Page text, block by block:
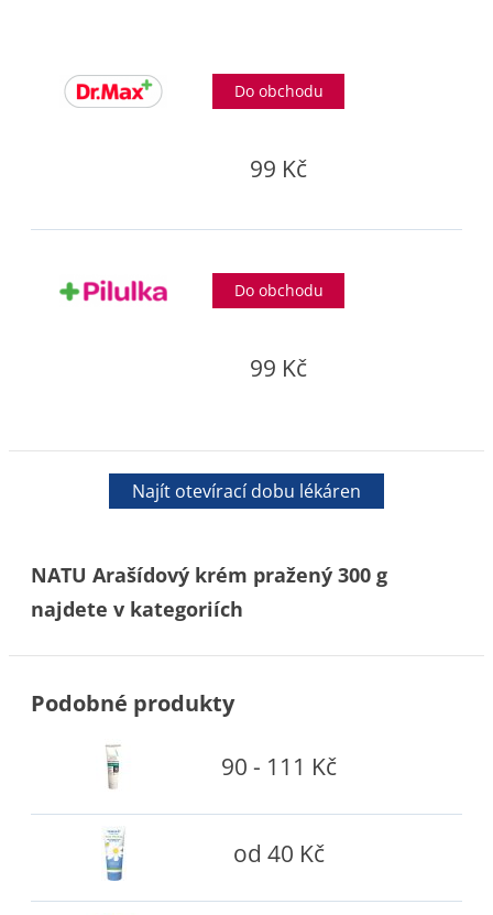
Do obchodu
99 Kč
Do obchodu
99 Kč
Najít otevírací dobu lékáren
NATU Arašídový krém pražený 300 g
najdete v kategoriích
Podobné produkty
90 - 111 Kč
od 40 Kč